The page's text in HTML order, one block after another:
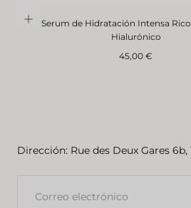
Serum de Hidratación Intensa
Hialurónico
Precio
45,00 €
Dirección: Rue des Deux Gares 6b,
CORREO